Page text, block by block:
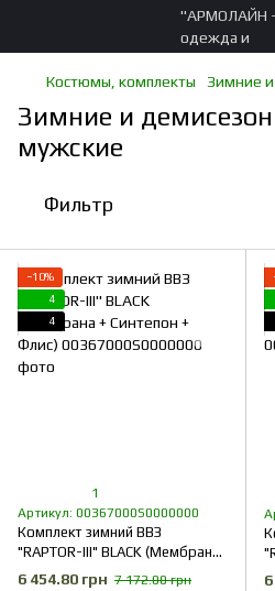
Костюмы, комплекты Зимние
Зимние и
мужские
Фильтр
−10%
4
4
1
Артикул: 00367000S0000000
Комплект зимний ВВЗ
"RAPTOR-III" BLACK (Мембрана
+ Синтепон + Флис)
6 454.80 грн 7 172.00 грн